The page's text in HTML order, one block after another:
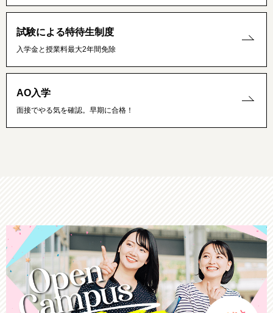
試験による特待生制度
入学金と授業料最大2年間免除
AO入学
面接でやる気を確認。早期に合格！